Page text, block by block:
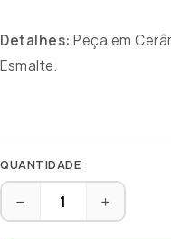
Detalhes: Peça em
Esmalte.
QUANTIDADE